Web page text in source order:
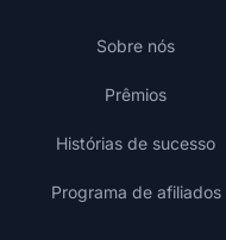
Sobre nós
Prêmios
Histórias de sucesso
Programa de afiliados